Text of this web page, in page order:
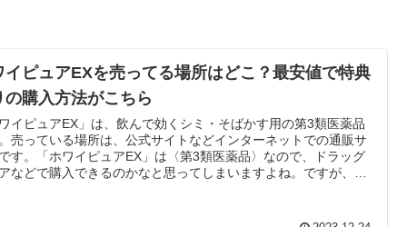
イピュアEXを売ってる場所はどこ？最安値で特典
の購入方法がこちら
イピュアEX」は、飲んで効くシミ・そばかす用の第3類医薬品
売っている場所は、公式サイトなどインターネットでの通販サ
す。「ホワイピュアEX」は〈第3類医薬品〉なので、ドラッグ
などで購入できるのかなと思ってしまいますよね。ですが、薬
、公式サイト・Amazon・楽天市場になります。なかでも、公